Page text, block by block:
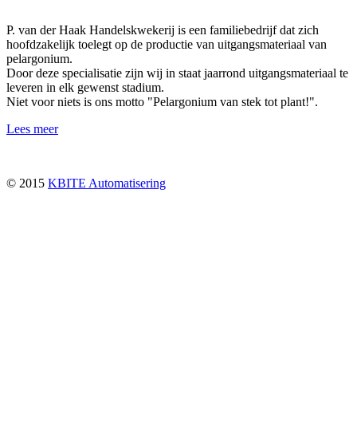
P. van der Haak Handelskwekerij is een familiebedrijf dat zich
hoofdzakelijk toelegt op de productie van uitgangsmateriaal van
pelargonium.
Door deze specialisatie zijn wij in staat jaarrond uitgangsmateriaal te
leveren in elk gewenst stadium.
Niet voor niets is ons motto "Pelargonium van stek tot plant!".
Lees meer
© 2015 KBITE Automatisering